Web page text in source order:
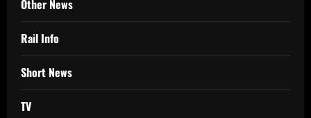
Other News
Rail Info
Short News
TV